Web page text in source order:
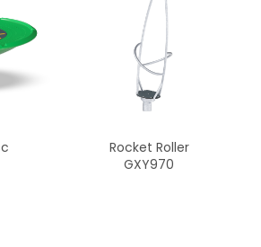
Rocket Roller
GXY970